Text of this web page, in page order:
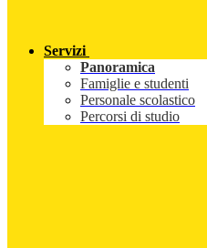
Servizi
Panoramica
Famiglie e studenti
Personale scolastico
Percorsi di studio